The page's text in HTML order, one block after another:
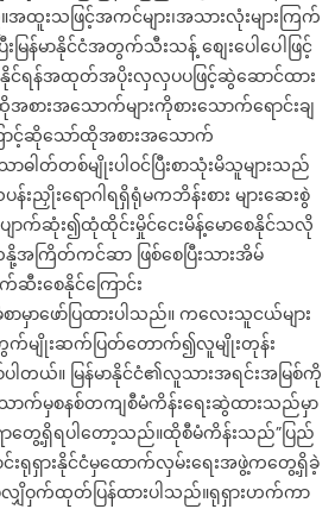
သဖြင့်အကင်များ၊အသားလုံးများကြက်
းမြန်မာနိုင်ငံအတွက်သီးသန့် စျေးပေါပေါဖြင့်
နိုင်ရန်အထုတ်အပိုးလှလှပပဖြင့်ဆွဲဆောင်ထား
ားအသောက်များကိုစားသောက်ရောင်းချ
ာင့်ဆိုသော်ထိုအစားအသောက်
ဓါတ်တစ်မျိုးပါဝင်ပြီးစာသုံးမိသူများသည်
န်းညှိုးရောဂါရရှိရုံမကဘိန်းစား များဆေးစွဲ
ဆုံး၍ထုံထိုင်းမှိုင်ငေးမိန့်မောစေနိုင်သလို
ကနို့အကြိတ်ကင်ဆာ ဖြစ်စေပြီးသားအိမ်
းစေနိုင်ကြောင်း
မှာဖော်ပြထားပါသည်။ ကလေးသူငယ်များ
က်မျိုးဆက်ပြတ်တောက်၍လူမျိုးတုန်း
စ်ပါတယ်။ မြန်မာနိုင်ငံ၏လူသားအရင်းအမြစ်ကို
က်မှစနစ်တကျစီမံကိန်းရေးဆွဲထားသည်မှာ
တွေ့ရှိရပါတော့သည်။ထိုစီမံကိန်းသည်”ပြည်
င်းရုရှားနိုင်ငံမှထောက်လှမ်းရေးအဖွဲ့ကတွေ့ရှိခဲ့
ျှိဝှက်ထုတ်ပြန်ထားပါသည်။ရုရှားဟက်ကာ